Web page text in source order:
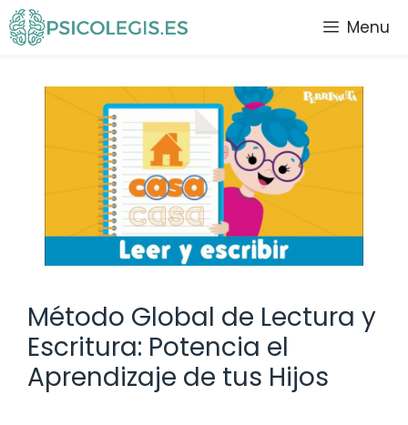
Saltar
al
Menu
Método Global de Lectura y
Escritura: Potencia el
Aprendizaje de tus Hijos